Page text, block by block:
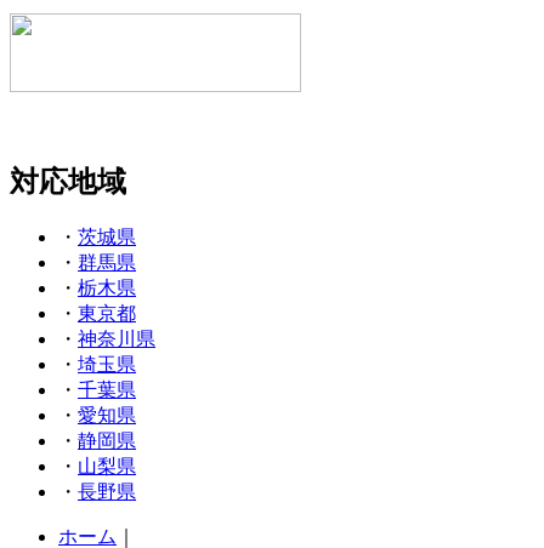
対応地域
・ 茨城県
・ 群馬県
・ 栃木県
・ 東京都
・ 神奈川県
・ 埼玉県
・ 千葉県
・ 愛知県
・ 静岡県
・ 山梨県
・ 長野県
ホーム